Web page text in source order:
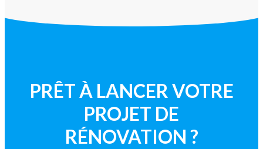
PRÊT À LANCER VOTRE
PROJET DE
RÉNOVATION ?